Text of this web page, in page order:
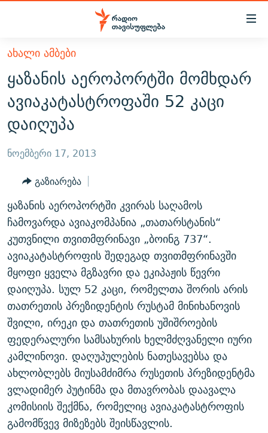
Accessibility
მთავარ
შინაარსზე
დაბრუნება
მთავარ
ნავიგაციაზე
დაბრუნება
ძიებაზე
ᲐᲮᲐᲚᲘ ᲐᲛᲑᲔᲑᲘ
ᲗᲔᲛᲔᲑᲘ
ᲞᲝᲚᲘᲢᲘᲙᲐ
ᲔᲙᲝᲜᲝᲛᲘᲙᲐ
ᲡᲐᲖᲝᲒᲐᲓᲝᲔᲑᲐ
ᲕᲘᲓᲔᲝ
ᲑᲚᲝᲒᲔᲑᲘ
ᲞᲝᲓᲙᲐᲡᲢᲔᲑᲘ
60 ᲓᲔᲪᲘᲑᲔᲚᲘ
ᲒᲐᲜᲙᲘᲗᲮᲕᲘᲡ ᲓᲦᲔ
ᲓᲘᲚᲘᲡ ᲡᲐᲣᲑᲠᲔᲑᲘ
ᲛᲝᲚᲐᲞᲐᲠᲐᲙᲔ ᲢᲔᲥᲡᲢᲔᲑᲘ
ᲨᲘᲜ - ᲣᲪᲮᲝᲔᲗᲨᲘ
ᲚᲘᲢᲔᲠᲐᲢᲣᲠᲣᲚᲘ ᲬᲐᲮᲜᲐᲒᲔᲑᲘ
ᲐᲛᲔᲠᲘᲙᲣᲚᲘ ᲛᲝᲗᲮᲠᲝᲑᲐ
ᲘᲛᲞᲔᲠᲘᲐ ᲓᲐ ᲠᲐᲓᲘᲝ
ᲤᲔᲜᲝᲕᲐᲜᲘ - 2.10
ᲗᲥᲕᲔᲜᲘ ᲞᲣᲑᲚᲘᲙᲐᲪᲘᲔᲑᲘ
ᲞᲠᲝᲔᲥᲢᲔᲑᲘ
ᲣᲙᲠᲐᲘᲜᲐᲨᲘ ᲓᲐᲦᲣᲞᲣᲚᲘ ᲥᲐᲠᲗᲕᲔᲚᲘ ᲛᲔᲑᲠᲫᲝᲚᲔᲑᲘ - 2022
ᲓᲐᲛᲝᲣᲙᲘᲓᲔᲑᲚᲝᲑᲘᲡ 100 ᲬᲔᲚᲘ
ᲩᲔᲛᲘ ᲡᲘᲙᲕᲓᲘᲚᲘᲡ ᲛᲘᲖᲔᲖᲘᲐ COVID-19
11 ᲬᲔᲚᲘ - 11 ᲐᲛᲑᲐᲕᲘ
ᲡᲐᲞᲐᲠᲚᲐᲛᲔᲜᲢᲝ ᲐᲠᲩᲔᲕᲜᲔᲑᲘᲡ ᲘᲡᲢᲝᲠᲘᲐ
ᲑᲐᲕᲨᲕᲔᲑᲘ ᲞᲠᲝᲡᲢᲘᲢᲣᲪᲘᲐᲨᲘ - ᲐᲛᲝᲣᲗᲥᲛᲔᲚᲘ ᲐᲛᲑᲐᲕᲘ
5 ᲐᲛᲑᲐᲕᲘ - 20 ᲘᲕᲜᲘᲡᲡ ᲓᲐᲨᲐᲕᲔᲑᲣᲚᲔᲑᲘ
ᲐᲒᲕᲘᲡᲢᲝᲡ ᲝᲛᲘ
ПРИВЕТ ᲙᲣᲚᲢᲣᲠᲐ
ЭХО КАВКАЗА
ᲒᲐᲛᲝᲘᲬᲔᲠᲔ
რთე/რთ-ის ყველა საიტი
ᲐᲮᲐᲚᲘ ᲐᲛᲑᲔᲑᲘ
ყაზანის აეროპორტში მომხდარ
ავიაკატასტროფაში 52 კაცი
დაიღუპა
ნოემბერი 17, 2013
გაზიარება
ყაზანის აეროპორტში კვირას საღამოს
ჩამოვარდა ავიაკომპანია „თათარსტანის“
კუთვნილი თვითმფრინავი „ბოინგ 737“.
ავიაკატასტროფის შედეგად თვითმფრინავში
მყოფი ყველა მგზავრი და ეკიპაჟის წევრი
დაიღუპა. სულ 52 კაცი, რომელთა შორის არის
თათრეთის პრეზიდენტის რუსტამ მინიხანოვის
შვილი, ირეკი და თათრეთის უშიშროების
ფედერალური სამსახურის ხელმძღვანელი იური
კამლინოვი. დაღუპულების ნათესავებსა და
ახლობლებს მიუსამძიმრა რუსეთის პრეზიდენტმა
ვლადიმერ პუტინმა და მთავრობას დაავალა
კომისიის შექმნა, რომელიც ავიაკატასტროფის
გამომწვევ მიზეზებს შეისწავლის.